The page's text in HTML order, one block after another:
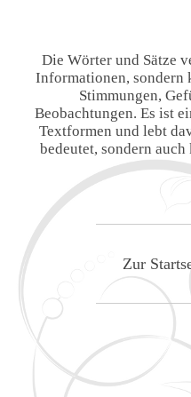
Die Wörter und Sätze
Informationen, sondern
Stimmungen,
Beobachtungen. Es ist
Textformen und lebt
bedeutet, sondern
Zur